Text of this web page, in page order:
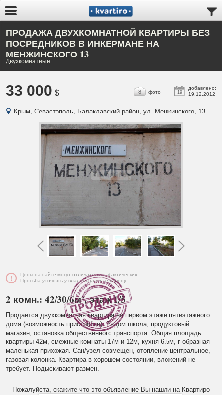
ПРОДАЖА ДВУХКОМНАТНОЙ КВАРТИРЫ БЕЗ
ПОСРЕДНИКОВ В ИНКЕРМАНЕ НА
МЕНЖИНСКОГО 13
Двухкомнатные
33 000 $ 19
добавлено:
19.12.2012
8 фото
Крым, Севастополь, Балаклавский район, ул. Менжинского, 13
Цены на сайте могут отличаться от фактических
Просьба уточнять у владельца по телефону
2 комн.: 42/30/6м², этаж 1/5
Продается двухкомнатная квартира на первом этаже пятиэтажного
дома (возможность пристройки). Рядом школа, продуктовый
магазин, остановка общественного транспорта. Общая площадь
квартиры 42м, смежные комнаты 17м и 12м, кухня 6.5м, г-образная
маленькая прихожая. Сан/узел совмещен, отопление центральное,
газовая колонка. Квартира в хорошем состоянии, вложений не
требует. Подыскивают размен.
Пожалуйста, скажите что это объявление Вы нашли на Квартиро